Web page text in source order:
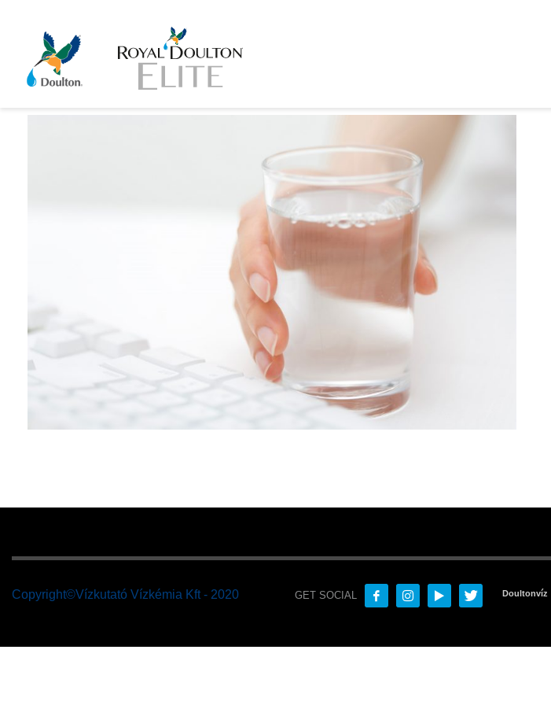
Posts tagged "ballonos víz"
Doultonvíz
GET SOCIAL
Copyright©Vízkutató Vízkémia Kft - 2020